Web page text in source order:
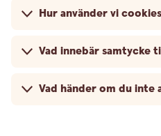
Hur använder vi
Vad innebär samtycke
Vad händer om du